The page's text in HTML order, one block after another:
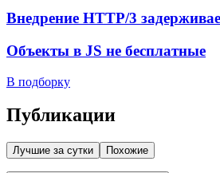
Внедрение HTTP/3
Объекты в JS не бесплатные
В подборку
Публикации
Лучшие за сутки Похожие